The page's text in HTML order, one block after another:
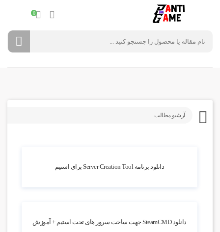
0
آرشیو مطالب
دانلود برنامه Server Creation Tool برای استیم
دانلود SteamCMD جهت ساخت سرور های تحت استیم + آموزش